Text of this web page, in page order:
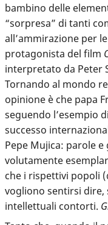
bambino delle
“sorpresa” di tanti
all’ammirazione per
protagonista del film
interpretato da Peter
Tornando al mondo
opinione è che papa
seguendo l’esempio
successo
Pepe Mujica: parole
volutamente
che i rispettivi popoli
vogliono sentirsi dire,
intellettuali contorti.